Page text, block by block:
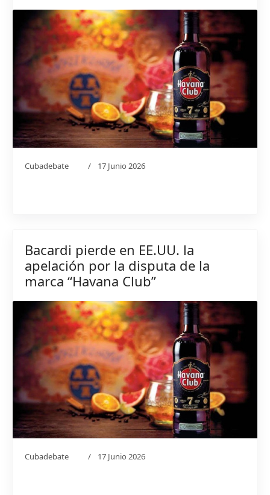
Cubadebate 17 Junio 2026
Bacardi pierde en EE.UU. la
apelación por la disputa de la
marca “Havana Club”
Cubadebate 17 Junio 2026